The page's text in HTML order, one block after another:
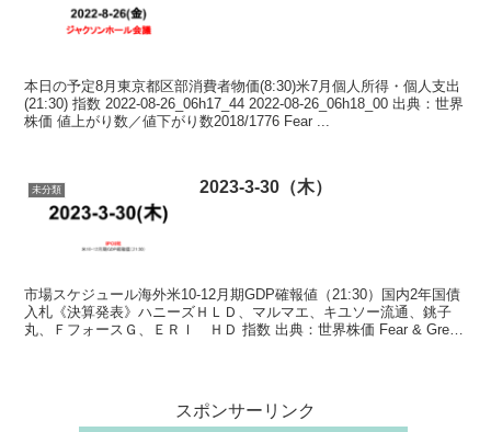
本日の予定8月東京都区部消費者物価(8:30)米7月個人所得・個人支出
(21:30) 指数 2022-08-26_06h17_44 2022-08-26_06h18_00 出典：世界
株価 値上がり数／値下がり数2018/1776 Fear ...
未分類 2023-3-30（木）
市場スケジュール海外米10-12月期GDP確報値（21:30）国内2年国債
入札《決算発表》ハニーズＨＬＤ、マルマエ、キユソー流通、銚子
丸、ＦフォースＧ、ＥＲＩ ＨＤ 指数 出典：世界株価 Fear & Greed
スポンサーリンク